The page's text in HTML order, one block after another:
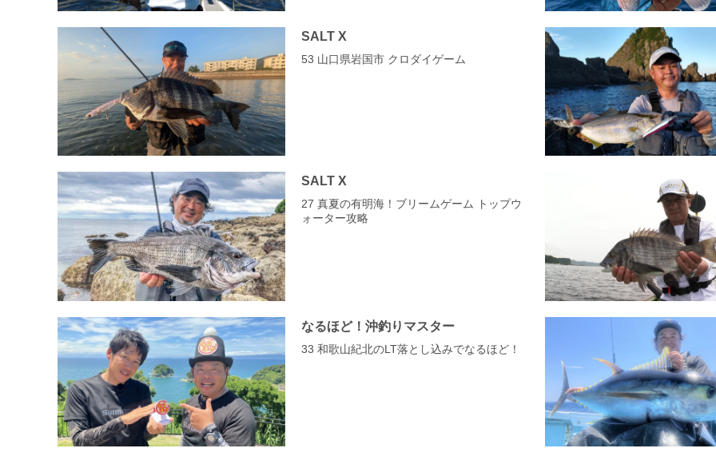
SALT X
53 山口県岩国市 クロダイゲーム
SALT X
27 真夏の有明海！ブリームゲーム トップウ
ォーター攻略
なるほど！沖釣りマスター
33 和歌山紀北のLT落とし込みでなるほど！